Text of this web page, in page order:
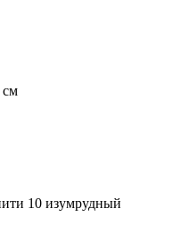
см
10 изумрудный